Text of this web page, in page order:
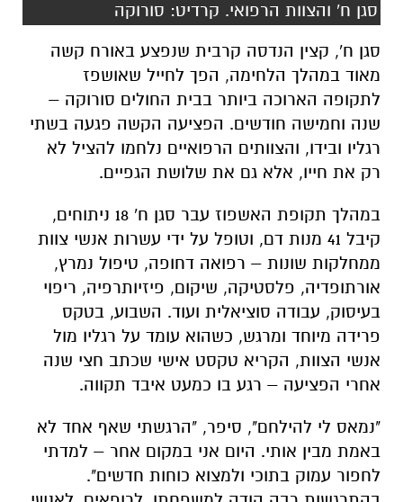
סגן ח' והצוות הרפואי. קרדיט: סורוקה
סגן ח', קצין הנדסה קרבית שנפצע באורח קשה
מאוד במהלך הלחימה, הפך לחייל שאושפז
לתקופה הארוכה ביותר בבית החולים סורוקה –
שנה וחמישה חודשים. הפציעה הקשה פגעה בשתי
רגליו ובידו, והצוותים הרפואיים נלחמו להציל לא
רק את חייו, אלא גם את שלושת הגפיים.
במהלך תקופת האשפוז עבר סגן ח' 18 ניתוחים,
קיבל 41 מנות דם, וטופל על ידי עשרות אנשי צוות
ממחלקות שונות – רפואה דחופה, טיפול נמרץ,
אורתופדיה, פלסטיקה, שיקום, פיזיותרפיה, ריפוי
בעיסוק, עבודה סוציאלית ועוד. השבוע, בטקס
פרידה מיוחד ומרגש, כשהוא עומד על רגליו מול
אנשי הצוות, הקריא טקסט אישי שכתב חצי שנה
אחרי הפציעה – רגע בו כמעט איבד תקווה.
"נמאס לי להילחם", סיפר, "הרגשתי שאף אחד לא
באמת מבין אותי. היום אני במקום אחר – למדתי
לחפור עמוק בתוכי ולמצוא כוחות חדשים".